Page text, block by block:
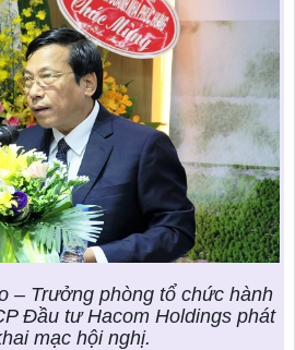
– Trưởng phòng tổ chức hành
Đầu tư Hacom Holdings phát
mạc hội nghị.